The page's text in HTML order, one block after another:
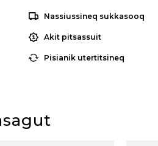
Nassiussineq sukkasooq
Akit pitsassuit
Pisianik utertitsineq